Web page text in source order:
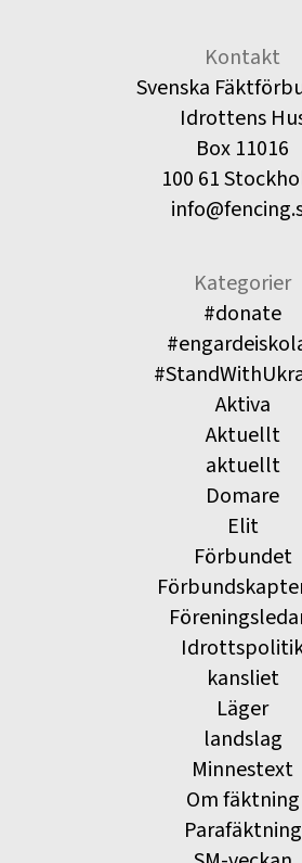
Kontakt
Svenska
Idrottens
Box 11016
100 61
Kategorier
#donate
Aktiva
Aktuellt
aktuellt
Domare
Elit
Förbundet
kansliet
Läger
landslag
Minnestext
Om fäktning
Parafäktning